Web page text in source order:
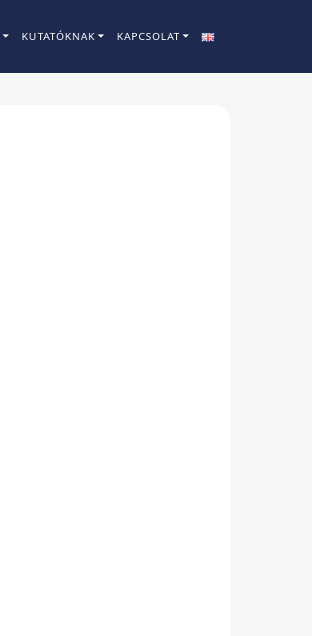
KUTATÓKNAK KAPCSOLAT